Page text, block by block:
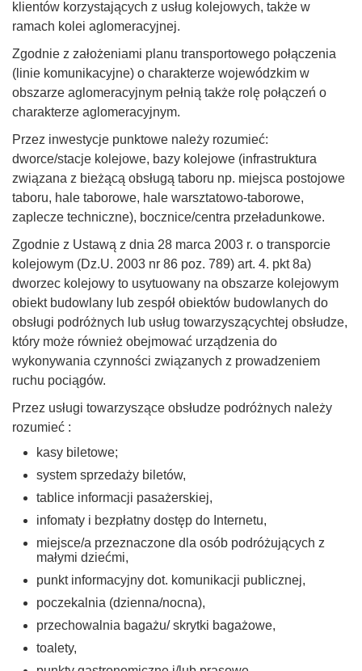
klientów korzystających z usług kolejowych, także w
ramach kolei aglomeracyjnej.
Zgodnie z założeniami planu transportowego połączenia
(linie komunikacyjne) o charakterze wojewódzkim w
obszarze aglomeracyjnym pełnią także rolę połączeń o
charakterze aglomeracyjnym.
Przez inwestycje punktowe należy rozumieć:
dworce/stacje kolejowe, bazy kolejowe (infrastruktura
związana z bieżącą obsługą taboru np. miejsca postojowe
taboru, hale taborowe, hale warsztatowo-taborowe,
zaplecze techniczne), bocznice/centra przeładunkowe.
Zgodnie z Ustawą z dnia 28 marca 2003 r. o transporcie
kolejowym (Dz.U. 2003 nr 86 poz. 789) art. 4. pkt 8a)
dworzec kolejowy to usytuowany na obszarze kolejowym
obiekt budowlany lub zespół obiektów budowlanych do
obsługi podróżnych lub usług towarzyszącychtej obsłudze,
który może również obejmować urządzenia do
wykonywania czynności związanych z prowadzeniem
ruchu pociągów.
Przez usługi towarzyszące obsłudze podróżnych należy
rozumieć :
kasy biletowe;
system sprzedaży biletów,
tablice informacji pasażerskiej,
infomaty i bezpłatny dostęp do Internetu,
miejsce/a przeznaczone dla osób podróżujących z
małymi dziećmi,
punkt informacyjny dot. komunikacji publicznej,
poczekalnia (dzienna/nocna),
przechowalnia bagażu/ skrytki bagażowe,
toalety,